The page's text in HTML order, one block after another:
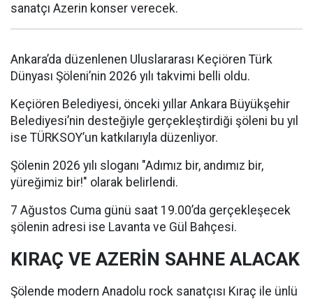
sanatçı Azerin konser verecek.
Ankara’da düzenlenen Uluslararası Keçiören Türk
Dünyası Şöleni’nin 2026 yılı takvimi belli oldu.
Keçiören Belediyesi, önceki yıllar Ankara Büyükşehir
Belediyesi’nin desteğiyle gerçekleştirdiği şöleni bu yıl
ise TÜRKSOY’un katkılarıyla düzenliyor.
Şölenin 2026 yılı sloganı "Adımız bir, andımız bir,
yüreğimiz bir!" olarak belirlendi.
7 Ağustos Cuma günü saat 19.00’da gerçekleşecek
şölenin adresi ise Lavanta ve Gül Bahçesi.
KIRAÇ VE AZERİN SAHNE ALACAK
Şölende modern Anadolu rock sanatçısı Kıraç ile ünlü